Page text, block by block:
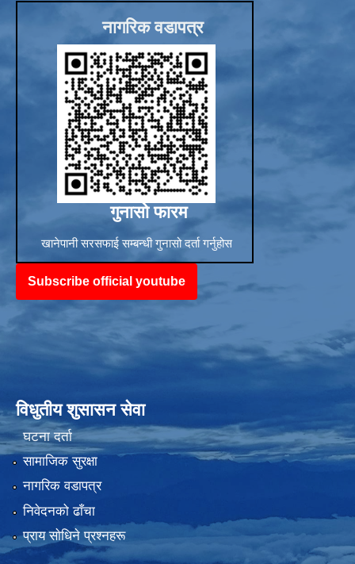
नागरिक वडापत्र
गुनासो फारम
खानेपानी सरसफाई सम्बन्धी गुनासो दर्ता गर्नुहोस
Subscribe official youtube
विधुतीय शुसासन सेवा
घटना दर्ता
सामाजिक सुरक्षा
नागरिक वडापत्र
निवेदनको ढाँचा
प्राय साेधिने प्रश्नहरू